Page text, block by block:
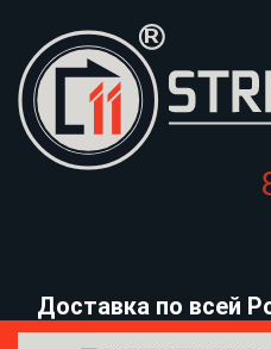
Доставка по всей